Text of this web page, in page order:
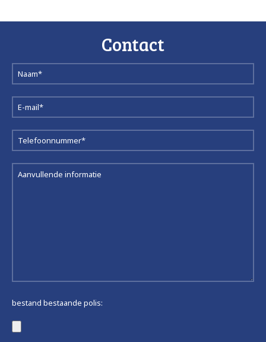
Contact
bestand bestaande polis: